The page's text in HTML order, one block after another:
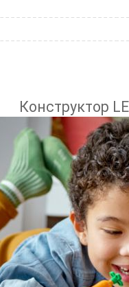
Конструктор